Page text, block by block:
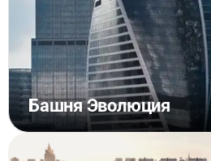
Башня Эволюция